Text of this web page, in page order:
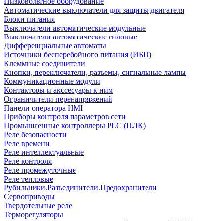
Автоматические выключатели для защиты двигателя
Блоки питания
Выключатели автоматические модульные
Выключатели автоматические силовые
Дифференциальные автоматы
Источники бесперебойного питания (ИБП)
Клеммные соединители
Кнопки, переключатели, разъемы, сигнальные лампы
Коммуникационные модули
Контакторы и акссесуары к ним
Ограничители перенапряжений
Панели оператора HMI
Приборы контроля параметров сети
Промышленные контроллеры PLC (ПЛК)
Реле безопасности
Реле времени
Реле интеллектуальные
Реле контроля
Реле промежуточные
Реле тепловые
Рубильники.Разъединители.Предохранители
Сервоприводы
Твердотельные реле
Терморегуляторы